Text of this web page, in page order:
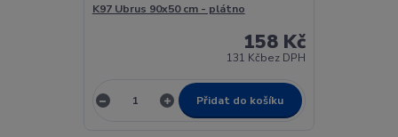
K97 Ubrus 90x50 cm - plátno
158 Kč
131 Kčbez DPH
Přidat do košíku